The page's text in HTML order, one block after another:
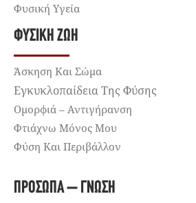
Φυσική Υγεία
ΦΥΣΙΚΉ ΖΩΉ
Άσκηση Και Σώμα
Εγκυκλοπαίδεια Της Φύσης
Ομορφιά – Αντιγήρανση
Φτιάχνω Μόνος Μου
Φύση Και Περιβάλλον
ΠΡΌΣΩΠΑ – ΓΝΏΣΗ